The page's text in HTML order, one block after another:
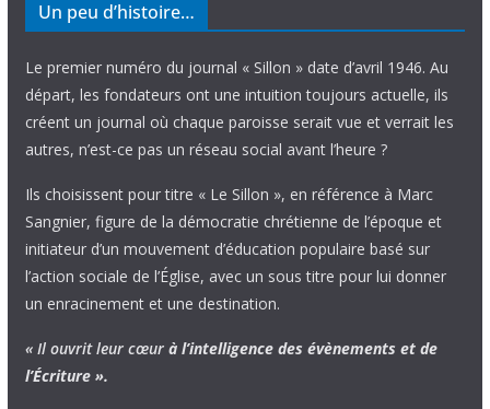
Un peu d’histoire…
Le premier numéro du journal « Sillon » date d’avril 1946. Au
départ, les fondateurs ont une intuition toujours actuelle, ils
créent un journal où chaque paroisse serait vue et verrait les
autres, n’est-ce pas un réseau social avant l’heure ?
Ils choisissent pour titre « Le Sillon », en référence à Marc
Sangnier, figure de la démocratie chrétienne de l’époque et
initiateur d’un mouvement d’éducation populaire basé sur
l’action sociale de l’Église, avec un sous titre pour lui donner
un enracinement et une destination.
« Il ouvrit leur cœur à l’intelligence des évènements et de
l’Écriture ».